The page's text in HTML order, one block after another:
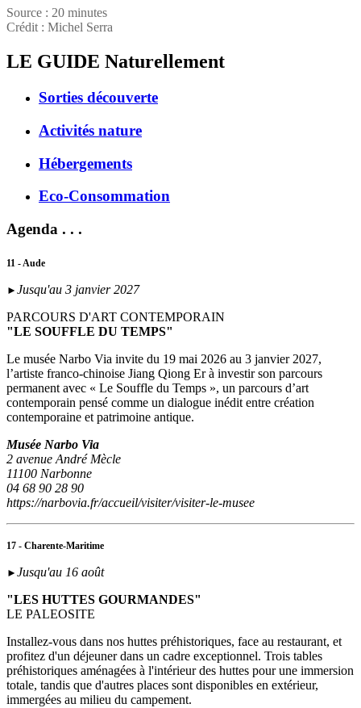
Source : 20 minutes
Crédit : Michel Serra
LE GUIDE Naturellement
Sorties découverte
Activités nature
Hébergements
Eco-Consommation
Agenda . . .
11 - Aude
► Jusqu'au 3 janvier 2027
PARCOURS D'ART CONTEMPORAIN
"LE SOUFFLE DU TEMPS"
Le musée Narbo Via invite du 19 mai 2026 au 3 janvier 2027,
l’artiste franco-chinoise Jiang Qiong Er à investir son parcours
permanent avec « Le Souffle du Temps », un parcours d’art
contemporain pensé comme un dialogue inédit entre création
contemporaine et patrimoine antique.
Musée Narbo Via
2 avenue André Mècle
11100 Narbonne
04 68 90 28 90
https://narbovia.fr/accueil/visiter/visiter-le-musee
17 - Charente-Maritime
► Jusqu'au 16 août
"LES HUTTES GOURMANDES"
LE PALEOSITE
Installez-vous dans nos huttes préhistoriques, face au restaurant, et
profitez d'un déjeuner dans un cadre exceptionnel. Trois tables
préhistoriques aménagées à l'intérieur des huttes pour une immersion
totale, tandis que d'autres places sont disponibles en extérieur,
immergées au milieu du campement.